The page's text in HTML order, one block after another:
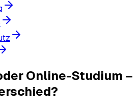
Online-Studium –